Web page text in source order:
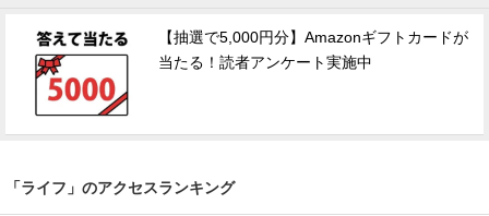
【抽選で5,000円分】Amazonギフトカードが
当たる！読者アンケート実施中
「ライフ」のアクセスランキング